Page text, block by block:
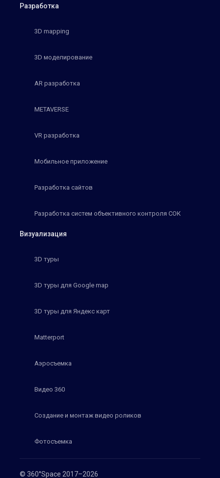
© 360°Space 2017–2026
Разработка
3D mapping
3D моделирование
AR разработка
METAVERSE
VR разработка
Мобильное приложение
Разработка сайтов
Разработка систем объективного контроля СОК
Визуализация
3D туры
3D туры для Google map
3D туры для Яндекс карт
Matterport
Аэросъемка
Видео 360
Создание и монтаж видео роликов
Фотосъемка